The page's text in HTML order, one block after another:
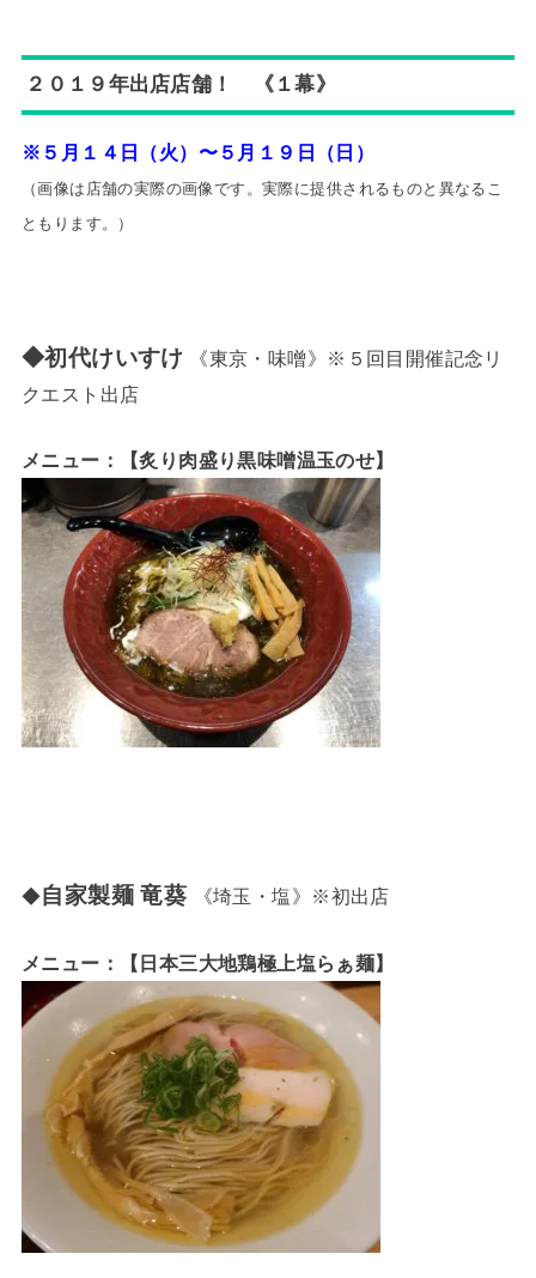
２０１９年出店店舗！ 《１幕》
※５月１４日（火）〜５月１９日（日）
（画像は店舗の実際の画像です。実際に提供されるものと異なるこ
ともり ます。）
◆初代けいすけ
《東京・味噌》※５回目開催記念リ
クエスト出店
メニュー：【炙り肉盛り黒味噌温玉のせ】
◆自家製麺 竜葵 《埼玉・塩》※初出店
メニュー：【日本三大地鶏極上塩らぁ麺】